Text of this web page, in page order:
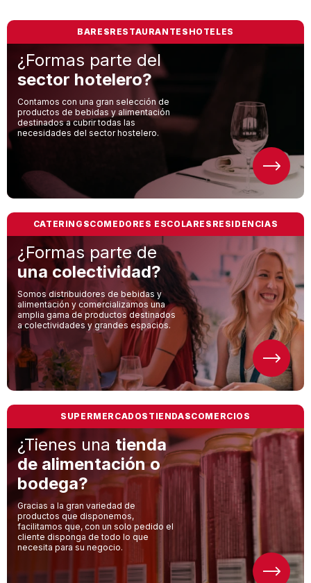
BARESRESTAURANTES HOTELES
¿Formas parte del
sector hotelero?
Contamos con una gran selección de
productos de bebidas y alimentación
destinados a cubrir todas las
necesidades del sector hostelero.
CATERINGSCOMEDORES ESCOLARES RESIDENCIAS
¿Formas parte de
una colectividad?
Somos distribuidores de bebidas y
alimentación y comercializamos una
amplia gama de productos destinados
a colectividades y grandes espacios.
SUPERMERCADOS TIENDASCOMERCIOS
¿Tienes una tienda
de alimentación o
bodega?
Gracias a la gran variedad de
productos que disponemos,
facilitamos que, con un solo pedido el
cliente disponga de todo lo que
necesita para su negocio.